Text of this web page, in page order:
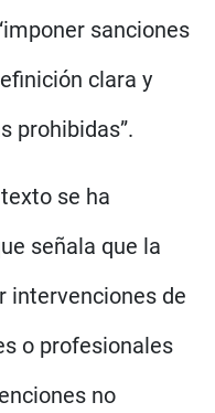
sanciones
clara y
prohibidas”.
se ha
señala que la
intervenciones de
o profesionales
no